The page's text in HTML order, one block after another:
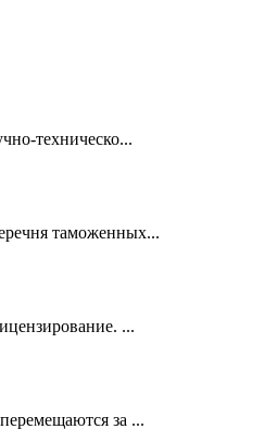
техническо...
таможенных...
...
за ...